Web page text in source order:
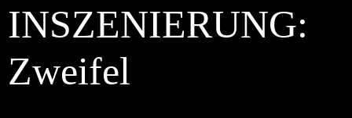
INSZENIERUNG:
Zweifel